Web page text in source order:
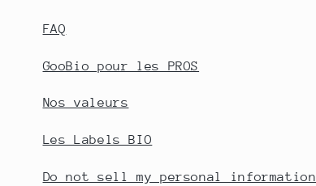
FAQ
GooBio pour les PROS
Nos valeurs
Les Labels BIO
Do not sell my personal information